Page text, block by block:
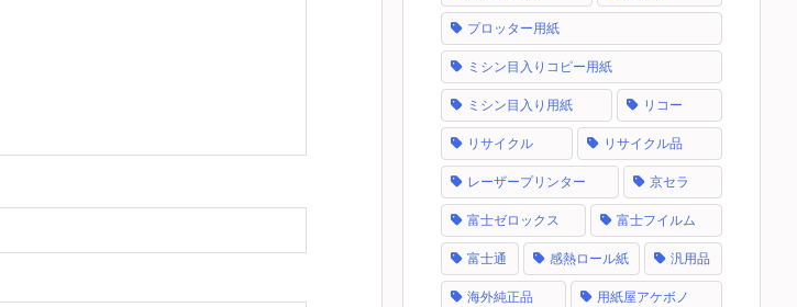
プロッター用紙
ミシン目入りコピー用紙
ミシン目入り用紙 リコー
リサイクル リサイクル品
レーザープリンター 京セラ
富士ゼロックス 富士フイルム
富士通 感熱ロール紙 汎用品
海外純正品 用紙屋アケボノ